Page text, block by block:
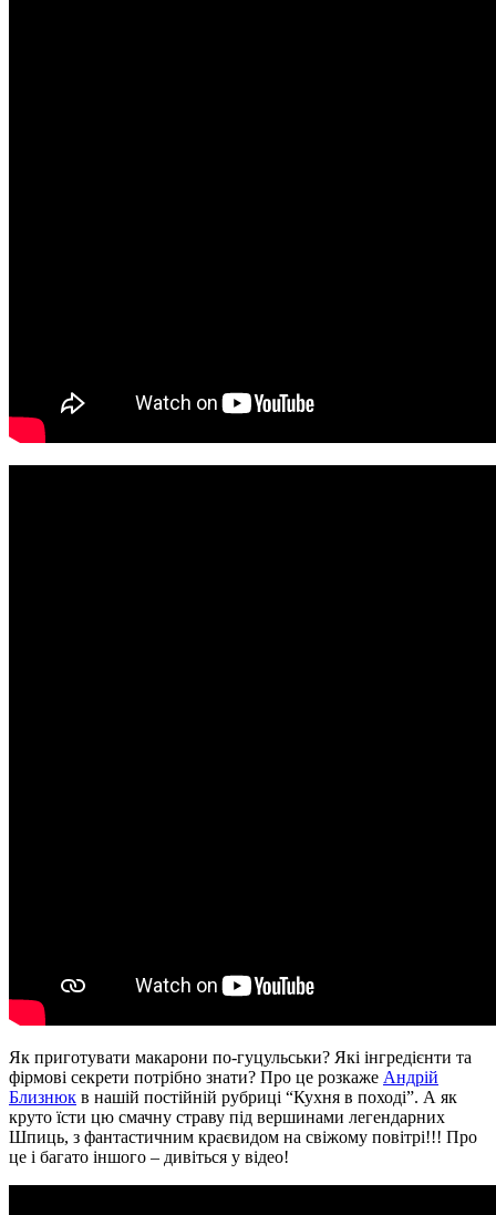
Як приготувати макарони по-гуцульськи? Які інгредієнти та
фірмові секрети потрібно знати? Про це розкаже Андрій
Близнюк в нашій постійній рубриці “Кухня в поході”. А як
круто їсти цю смачну страву під вершинами легендарних
Шпиць, з фантастичним краєвидом на свіжому повітрі!!! Про
це і багато іншого – дивіться у відео!